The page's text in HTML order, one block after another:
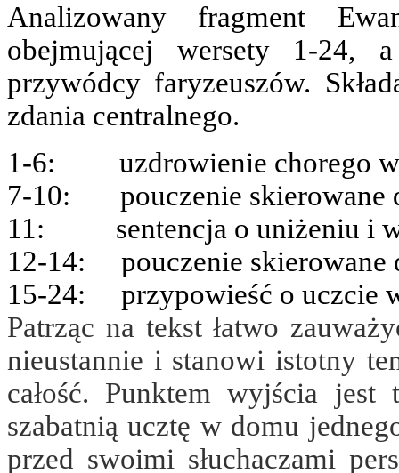
Analizowany fragment
obejmującej wersety 1-24,
przywódcy faryzeuszów.
zdania centralnego.
1-6: uzdrowienie chorego w
7-10: pouczenie skierowane
11: sentencja o uniżeniu i
12-14: pouczenie skierowane
15-24: przypowieść o uczcie
Patrząc na tekst łatwo
nieustannie i stanowi istotny
całość. Punktem wyjścia
szabatnią ucztę w domu
przed swoimi słuchaczami